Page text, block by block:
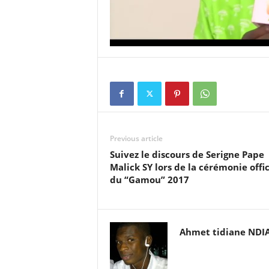
Previous article
Suivez le discours de Serigne Pape
Malick SY lors de la cérémonie
du “Gamou” 2017
Ahmet tidiane